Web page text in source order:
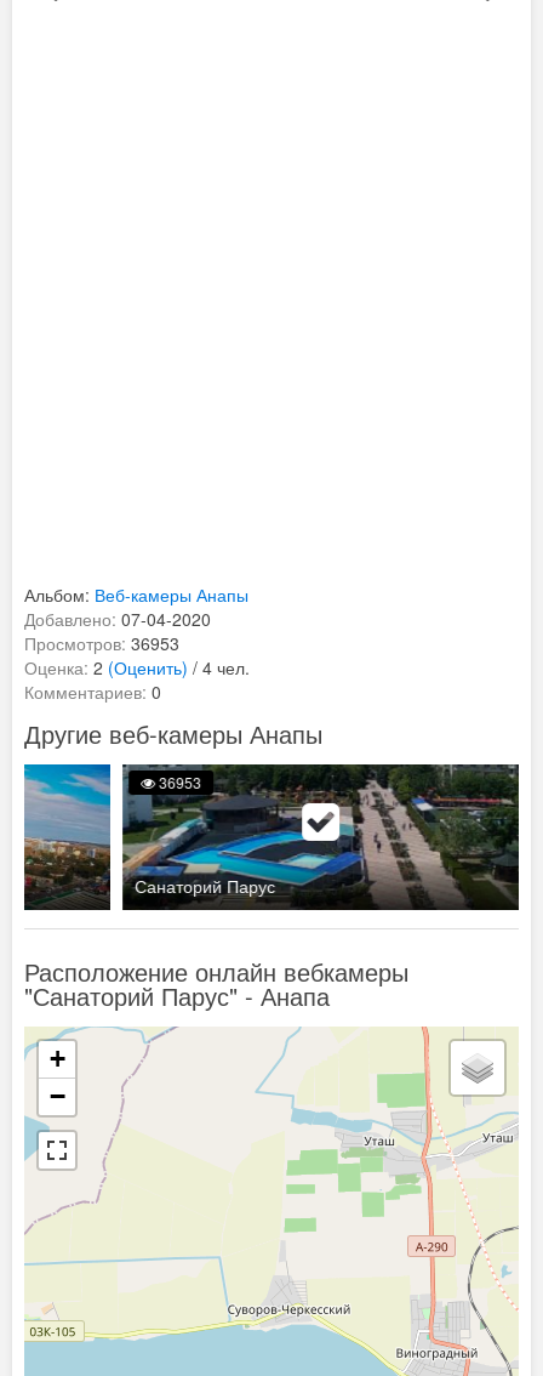
Альбом: Веб-камеры Анапы
Добавлено: 07-04-2020
Просмотров: 36953
Оценка: 2 (Оценить) / 4 чел.
Комментариев: 0
Другие веб-камеры Анапы
Санаторий Парус
36953
Расположение онлайн вебкамеры
"Санаторий Парус" - Анапа
+
−